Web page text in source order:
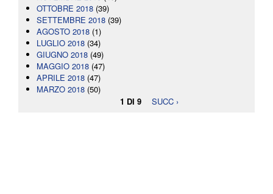
OTTOBRE 2018 (39)
SETTEMBRE 2018 (39)
AGOSTO 2018 (1)
LUGLIO 2018 (34)
GIUGNO 2018 (49)
MAGGIO 2018 (47)
APRILE 2018 (47)
MARZO 2018 (50)
1 DI 9
SUCC ›